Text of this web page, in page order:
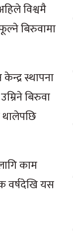
विश्वमै
बिरुवामा
स्थापना
बिरुवा
थालेपछि
काम
वर्षदेखि यस